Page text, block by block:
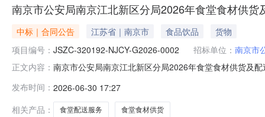
南京市公安局南京江北新区分局2026年食堂食材供货
中标｜合同公告 江苏省｜南京市 食品饮品
货物
项目编号： JSZC-320192-NJCY-G2026-0002 招标单位： 南京市
正文内容： 南京市公安局南京江北新区分局2026年食堂食材供货及
年食堂食材供货及配送服务合同签订日期2026-03-26采
发布时间： 2026-06-30 17:27
相关产品：
食堂配送服务 食堂食材供货